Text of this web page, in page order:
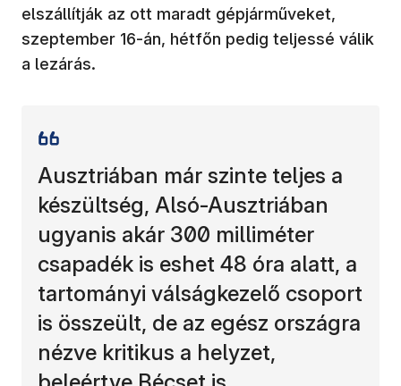
elszállítják az ott maradt gépjárműveket,
szeptember 16-án, hétfőn pedig teljessé válik
a lezárás.
Ausztriában már szinte teljes a
készültség, Alsó-Ausztriában
ugyanis akár 300 milliméter
csapadék is eshet 48 óra alatt, a
tartományi válságkezelő csoport
is összeült, de az egész országra
nézve kritikus a helyzet,